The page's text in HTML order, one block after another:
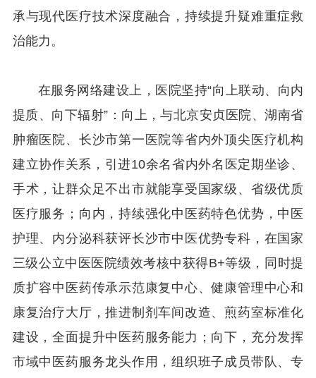
承与现代医疗技术深度融合，持续提升疑难重症救
治能力。
在服务网络建设上，医院坚持“向上联动、向内
提质、向下辐射”：向上，与北京安贞医院、湖南省
肿瘤医院、长沙市第一医院等省内外顶尖医疗机构
建立协作关系，引进10余名省内外名医定期坐诊、
手术，让群众足不出市就能享受国家级、省级优质
医疗服务；向内，持续强化中医药特色优势，中医
护理、内分泌科获评长沙市中医优势专科，在国家
三级公立中医医院绩效考核中获得B+等级，同时提
质扩容中医药传承示范康复中心、健康管理中心和
康复治疗大厅，推进制剂车间改造、煎药室标准化
建设，全面提升中医药服务能力；向下，充分发挥
市域中医药服务龙头作用，组织班子成员带队、专